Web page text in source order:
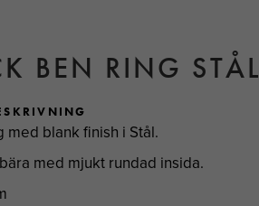
BEN RING STÅL
med blank finish i Stål.
med mjukt rundad insida.